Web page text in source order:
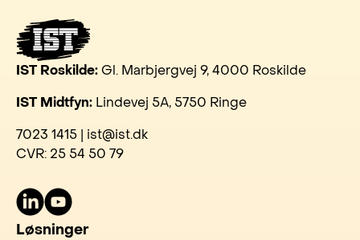
IST Roskilde:Gl. Marbjergvej 9, 4000 Roskilde
IST Midtfyn: Lindevej 5A, 5750 Ringe
7023 1415 | ist@ist.dk
CVR: 25 54 50 79
LinkedInYoutube
Løsninger